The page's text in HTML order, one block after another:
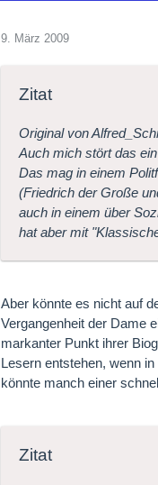
9. März 2009
Zitat
Original von
Auch mich stört das
Das mag in einem
(Friedrich der Große
auch in einem über
hat aber mit
Aber könnte es nicht auf
Vergangenheit der Dame
markanter Punkt ihrer
Lesern entstehen, wenn
könnte manch einer
Zitat